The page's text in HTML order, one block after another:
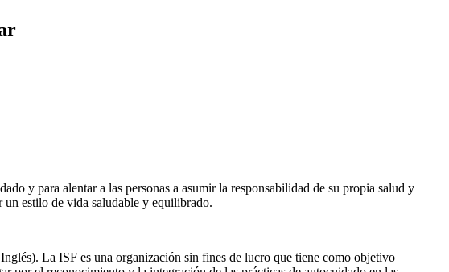
y para alentar a las personas a asumir la responsabilidad de su propia salud y
un estilo de vida saludable y equilibrado.
La ISF es una organización sin fines de lucro que tiene como objetivo